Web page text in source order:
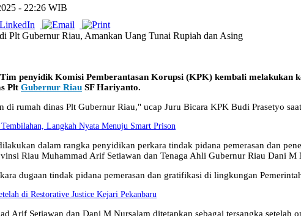
Begal Bersenjata Tajam
- 22:26 WIB
penyidik Komisi Pemberantasan Korupsi (KPK) kembali melakukan
Plt Gubernur Riau SF Hariyanto.
di rumah dinas Plt Gubernur Riau," ucap Juru Bicara KPK Budi Prasetyo
Langkah Nyata Menuju Smart Prison
dalam rangka penyidikan perkara tindak pidana pemerasan dan
Riau Muhammad Arif Setiawan dan Tenaga Ahli Gubernur Riau Dani M
dugaan tindak pidana pemerasan dan gratifikasi di lingkungan
di Restorative Justice Kejari Pekanbaru
Arif Setiawan dan Dani M Nursalam ditetapkan sebagai tersangka setelah